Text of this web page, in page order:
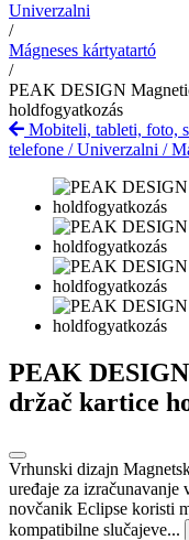
Univerzalni
/
Mágneses kártyatartó
/
PEAK DESIGN
holdfogyatkozás
Mobiteli, tableti, foto,
telefone /Univerzalni /
PEAK
držač kartice
Vrhunski dizajn
uređaje za izračunavanje
novčanik Eclipse koristi
kompatibilne slučajeve...